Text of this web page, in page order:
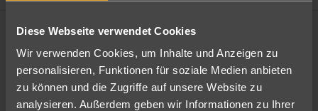
Diese Webseite verwendet Cookies
Wir verwenden Cookies, um Inhalte und Anzeigen zu
personalisieren, Funktionen für soziale Medien anbieten
zu können und die Zugriffe auf unsere Website zu
analysieren. Außerdem geben wir Informationen zu Ihrer
Ändere die Kriterien nach deinen Wünschen
Pauschal Nur Hotel